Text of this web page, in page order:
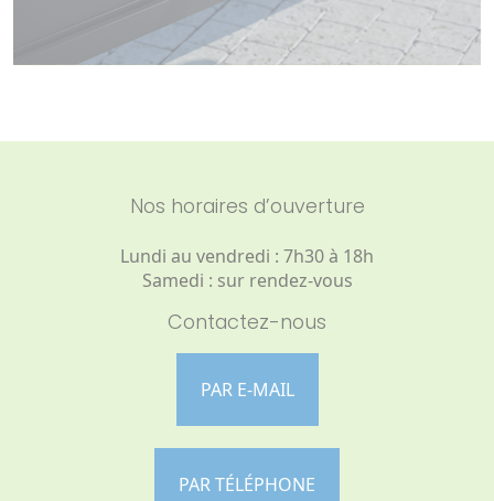
Nos horaires d’ouverture
Lundi au vendredi : 7h30 à 18h
Samedi : sur rendez-vous
Contactez-nous
PAR E-MAIL
PAR TÉLÉPHONE